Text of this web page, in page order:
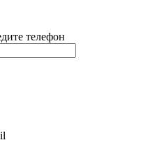
телефон